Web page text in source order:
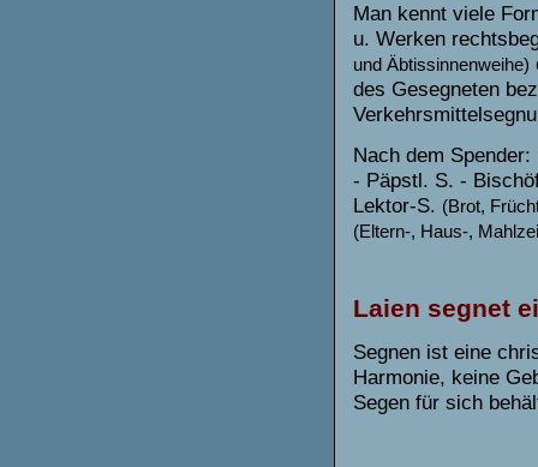
Man kennt viele
u. Werken
und Äbtissinnenweihe)
des Gesegneten
Nach dem Spender:
- Päpstl. S. -
Lektor-S. (Brot,
(Eltern-, Haus-,
Laien segnet
Segnen ist eine
Harmonie, keine
Segen für sich